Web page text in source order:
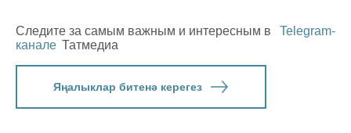
Следите за самым важным и интересным в
Telegram-
канале Татмедиа
Яңалыклар битенә керегез